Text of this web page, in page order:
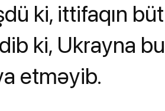
ki, ittifaqın
ki, Ukrayna
etməyib.